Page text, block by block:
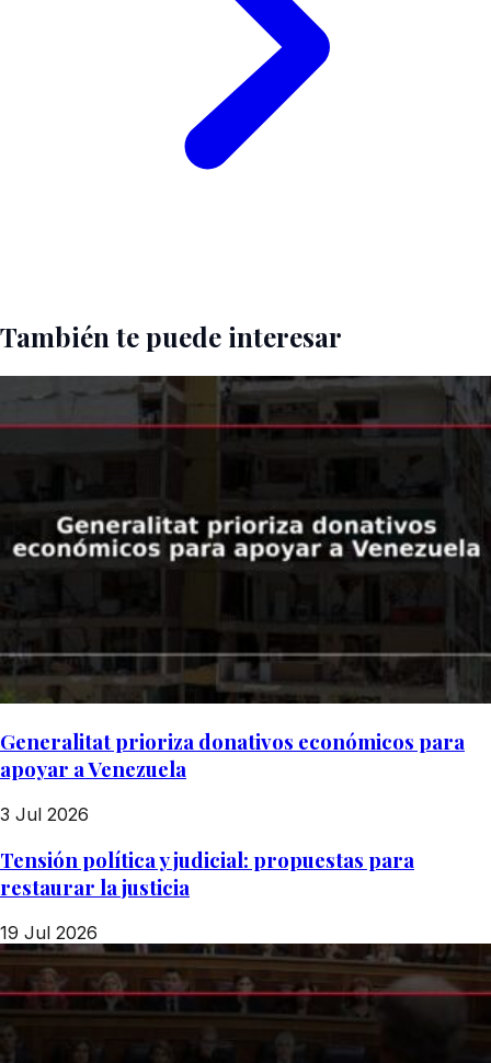
También te puede interesar
Generalitat prioriza donativos económicos para
apoyar a Venezuela
3 Jul 2026
Tensión política y judicial: propuestas para
restaurar la justicia
19 Jul 2026